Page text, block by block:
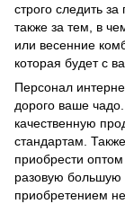
строго следить
также за тем, в
или весенние
которая будет с
Персонал
дорого ваше
качественную
стандартам.
приобрести
разовую большую
приобретением